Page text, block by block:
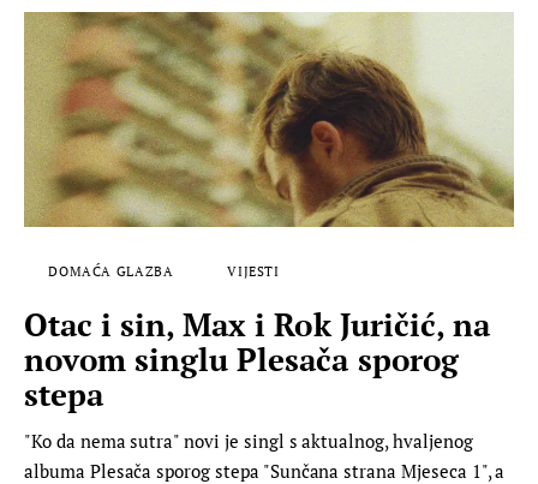
DOMAĆA GLAZBA VIJESTI
Otac i sin, Max i Rok Juričić, na
novom singlu Plesača sporog
stepa
"Ko da nema sutra" novi je singl s aktualnog, hvaljenog
albuma Plesača sporog stepa "Sunčana strana Mjeseca 1", a